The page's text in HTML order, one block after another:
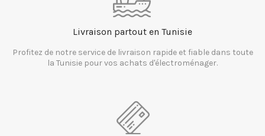
Livraison partout en Tunisie
Profitez de notre service de livraison rapide et fiable dans toute
la Tunisie pour vos achats d'électroménager.